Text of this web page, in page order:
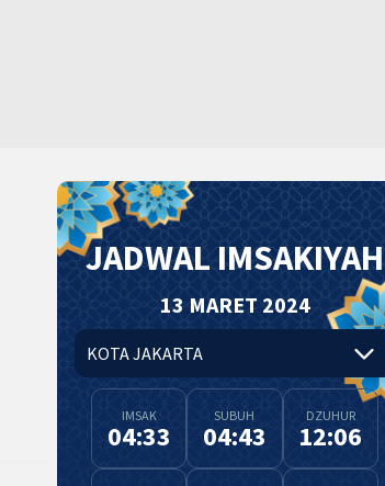
JADWAL IMSAKIYAH
13 MARET 2024
IMSAK
04:33
SUBUH
04:43
DZUHUR
12:06